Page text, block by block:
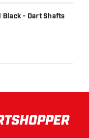
Black - Dart Shafts
Lager, Versand